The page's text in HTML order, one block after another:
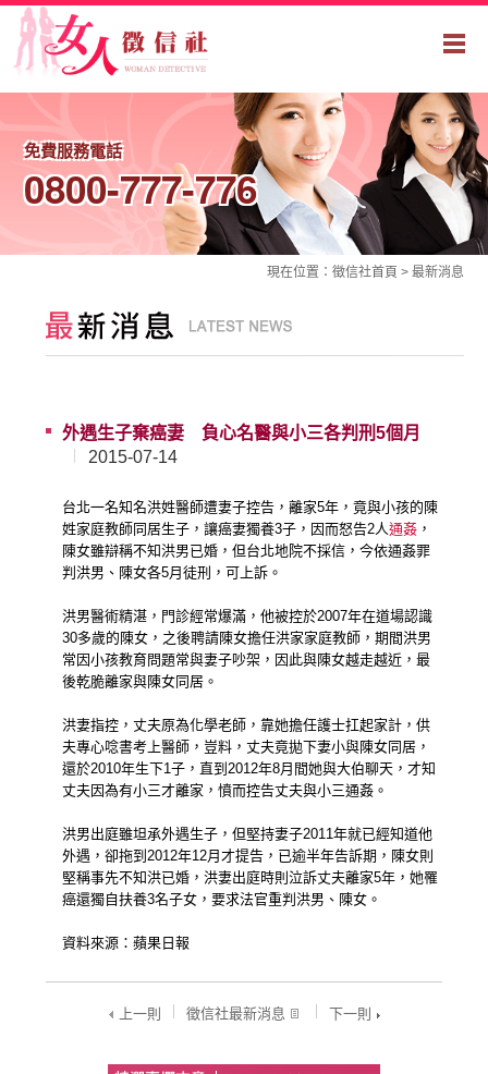
免費服務電話
0800-777-776
現在位置： 徵信社首頁 > 最新消息
外遇生子棄癌妻 負心名醫與小三各判刑5個月
2015-07-14
台北一名知名洪姓醫師遭妻子控告，離家5年，竟與小孩的陳
姓家庭教師同居生子，讓癌妻獨養3子，因而怒告2人通姦 ，
陳女雖辯稱不知洪男已婚，但台北地院不採信，今依通姦罪
判洪男、陳女各5月徒刑，可上訴。
洪男醫術精湛，門診經常爆滿，他被控於2007年在道場認識
30多歲的陳女，之後聘請陳女擔任洪家家庭教師，期間洪男
常因小孩教育問題常與妻子吵架，因此與陳女越走越近，最
後乾脆離家與陳女同居。
洪妻指控，丈夫原為化學老師，靠她擔任護士扛起家計，供
夫專心唸書考上醫師，豈料，丈夫竟拋下妻小與陳女同居，
還於2010年生下1子，直到2012年8月間她與大伯聊天，才知
丈夫因為有小三才離家，憤而控告丈夫與小三通姦 。
洪男出庭雖坦承外遇生子，但堅持妻子2011年就已經知道他
外遇 ，卻拖到2012年12月才提告，已逾半年告訴期，陳女則
堅稱事先不知洪已婚，洪妻出庭時則泣訴丈夫離家5年，她罹
癌還獨自扶養3名子女，要求法官重判洪男、陳女。
資料來源：蘋果日報
上一則 徵信社最新消息 下一則